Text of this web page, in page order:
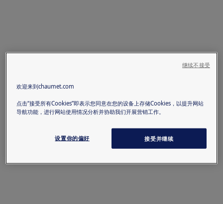
欢迎来到chaumet.com
点击“接受所有Cookies”即表示您同意在您的设备上存储Cookies，以提升网站
导航功能，进行网站使用情况分析并协助我们开展营销工作。
设置你的偏好 接受并继续
继续不接受